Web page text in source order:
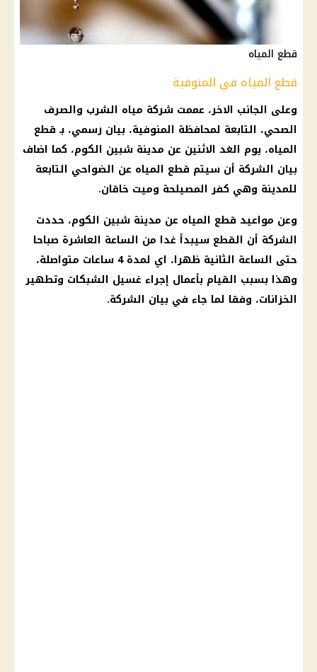
قطع المياه
قطع المياه في المنوفية
وعلى الجانب الاخر، عممت شركة مياه الشرب والصرف
الصحي، التابعة لمحافظة المنوفية، بيان رسمي، بـ قطع
المياه، يوم الغد الاثنين عن مدينة شبين الكوم، كما اضاف
بيان الشركة أن سيتم قطع المياه عن الضواحي التابعة
للمدينة وهي كفر المصيلحة وميت خاقان.
وعن مواعيد قطع المياه عن مدينة شبين الكوم، حددت
الشركة أن القطع سيبدأ غدا من الساعة العاشرة صباحا
حتى الساعة
الثانية ظهرا، اي لمدة 4 ساعات متواصلة،
وهذا بسبب القيام بأعمال إجراء غسيل الشبكات وتطهير
الخزانات، وفقا لما جاء في بيان الشركة.